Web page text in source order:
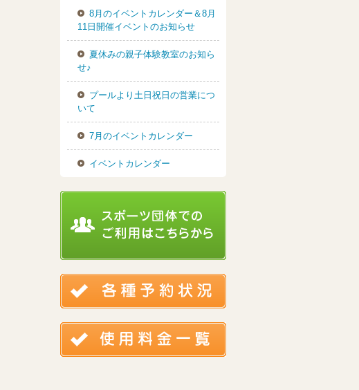
8月のイベントカレンダー＆8月
11日開催イベントのお知らせ
夏休みの親子体験教室のお知ら
せ♪
プールより土日祝日の営業につ
いて
7月のイベントカレンダー
イベントカレンダー